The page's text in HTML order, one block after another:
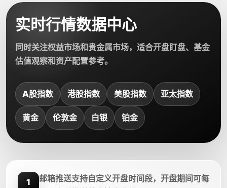
实时行情数据中心
同时关注权益市场和贵金属市场，适合开盘盯盘、基金
估值观察和资产配置参考。
A股指数 港股指数 美股指数 亚太指数
黄金 伦敦金 白银 铂金
1
邮箱推送支持自定义开盘时间段，开盘期间可每